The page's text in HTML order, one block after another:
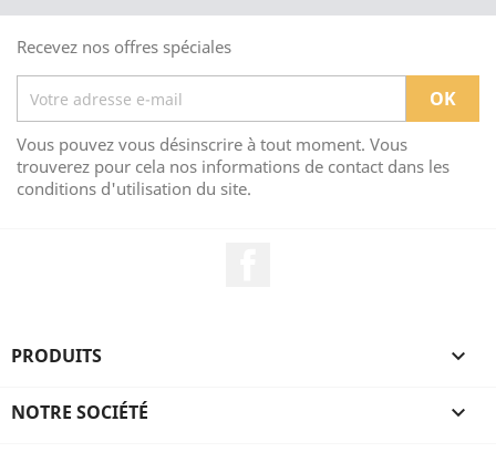
Recevez nos offres spéciales
Vous pouvez vous désinscrire à tout moment. Vous
trouverez pour cela nos informations de contact dans les
conditions d'utilisation du site.
PRODUITS 
NOTRE SOCIÉTÉ 